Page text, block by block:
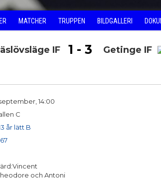
MATCHER TRUPPEN BILDGALLERI
IF 1 - 3 Getinge IF
14:00
C
år lätt B
och Antoni